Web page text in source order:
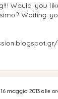
Would you
Waiting
16 maggio 2013 alle